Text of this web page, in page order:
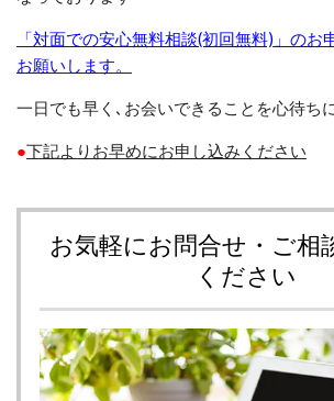
「対面での安心無料相談(初回無料)」のお
お願いします。
一日でも早く ､ お会いできることを心待ち
●下記よりお早めにお申し込みください
お気軽にお問合せ・ご相
ください